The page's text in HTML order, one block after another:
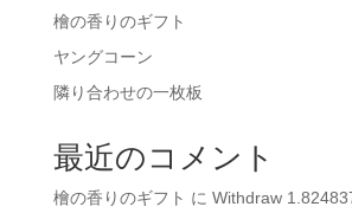
檜の香りのギフト
ヤングコーン
隣り合わせの一枚板
最近のコメント
檜の香りのギフト に Withdraw